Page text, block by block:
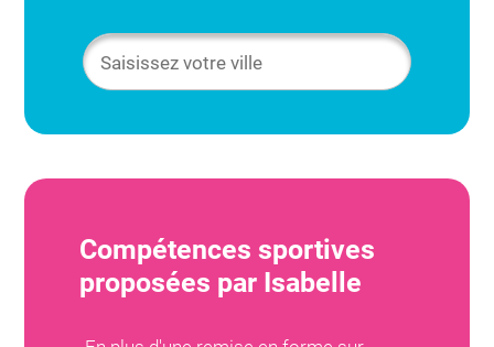
Compétences sportives
proposées par Isabelle